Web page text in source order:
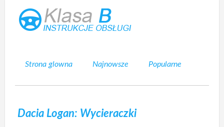
Strona glowna Najnowsze Popularne
Dacia Logan: Wycieraczki